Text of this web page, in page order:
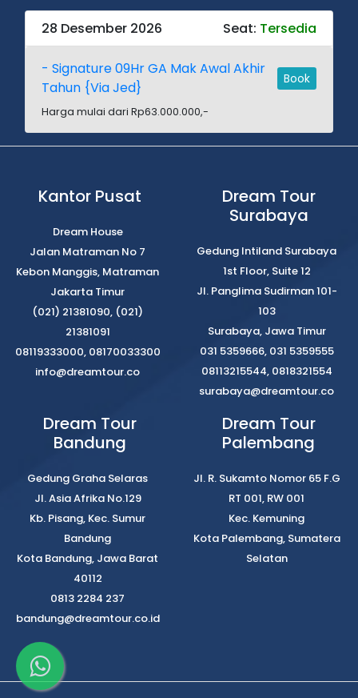
28 Desember 2026 Seat: Tersedia
- Signature 09Hr GA Mak Awal Akhir
Tahun {Via Jed}
Book
Harga mulai dari Rp63.000.000,-
Kantor Pusat
Dream House
Jalan Matraman No 7
Kebon Manggis, Matraman
Jakarta Timur
(021) 21381090, (021)
21381091
08119333000, 08170033300
info@dreamtour.co
Dream Tour
Surabaya
Gedung Intiland Surabaya
1st Floor, Suite 12
Jl. Panglima Sudirman 101-
103
Surabaya, Jawa Timur
031 5359666, 031 5359555
08113215544, 0818321554
surabaya@dreamtour.co
Dream Tour
Bandung
Gedung Graha Selaras
Jl. Asia Afrika No.129
Kb. Pisang, Kec. Sumur
Bandung
Kota Bandung, Jawa Barat
40112
0813 2284 237
bandung@dreamtour.co.id
Dream Tour
Palembang
Jl. R. Sukamto Nomor 65 F.G
RT 001, RW 001
Kec. Kemuning
Kota Palembang, Sumatera
Selatan